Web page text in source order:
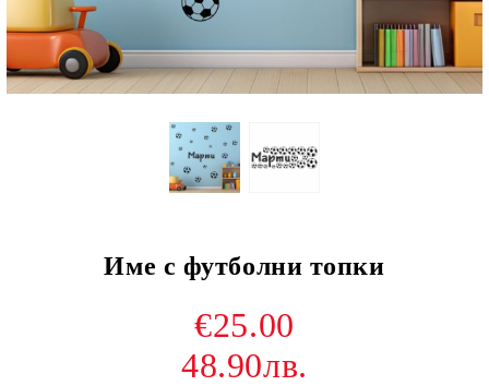
Име с футболни топки
€25.00
48.90лв.